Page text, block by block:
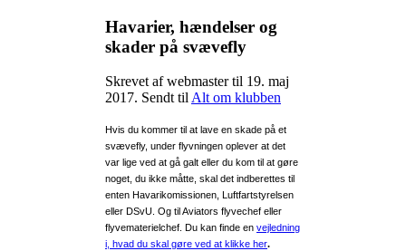
Havarier, hændelser og
skader på svævefly
Skrevet af webmaster til 19. maj
2017. Sendt tilAlt om klubben
Hvis du kommer til at lave en skade på et
svævefly, under flyvningen oplever at det
var lige ved at gå galt eller du kom til at gøre
noget, du ikke måtte, skal det indberettes til
enten Havarikomissionen, Luftfartstyrelsen
eller DSvU. Og til Aviators flyvechef eller
flyvematerielchef. Du kan finde en vejledning
i, hvad du skal gøre ved at klikke her.